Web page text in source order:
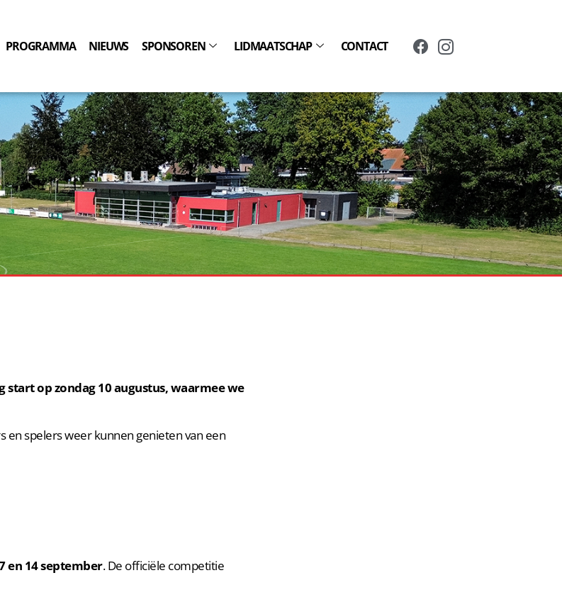
PROGRAMMA NIEUWS SPONSOREN LIDMAATSCHAP CONTACT
op zondag 10 augustus, waarmee we
en spelers weer kunnen genieten van een
en 14 september. De officiële competitie